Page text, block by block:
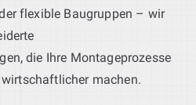
flexible Baugruppen – wir
die Ihre Montageprozesse
machen.